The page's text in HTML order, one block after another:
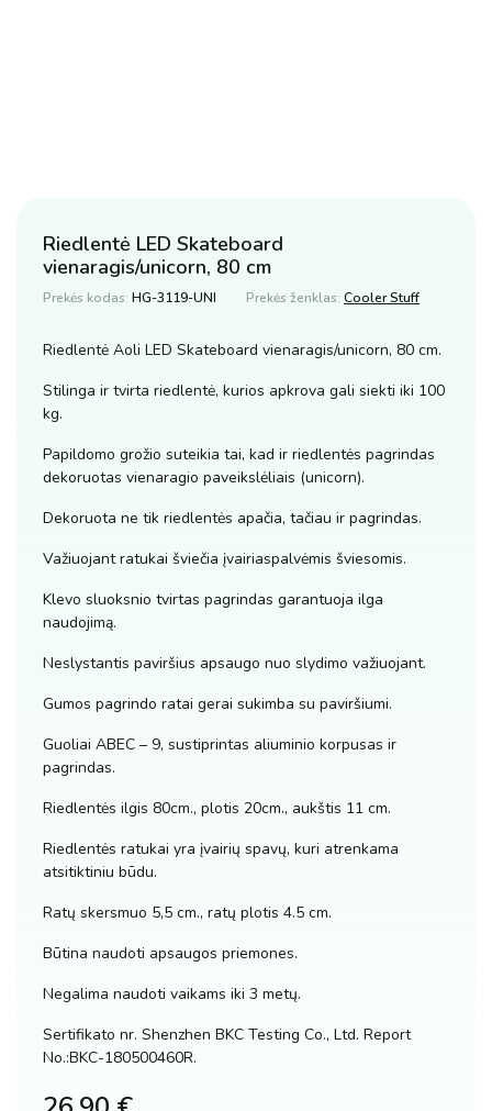
Riedlentė LED Skateboard
vienaragis/unicorn, 80 cm
Prekės kodas: HG-3119-UNI Prekės ženklas: Cooler Stuff
Riedlentė Aoli LED Skateboard vienaragis/unicorn, 80 cm.
Stilinga ir tvirta riedlentė, kurios apkrova gali siekti iki 100
kg.
Papildomo grožio suteikia tai, kad ir riedlentės pagrindas
dekoruotas vienaragio paveikslėliais (unicorn).
Dekoruota ne tik riedlentės apačia, tačiau ir pagrindas.
Važiuojant ratukai šviečia įvairiaspalvėmis šviesomis.
Klevo sluoksnio tvirtas pagrindas garantuoja ilga
naudojimą.
Neslystantis paviršius apsaugo nuo slydimo važiuojant.
Gumos pagrindo ratai gerai sukimba su paviršiumi.
Guoliai ABEC – 9, sustiprintas aliuminio korpusas ir
pagrindas.
Riedlentės ilgis 80cm., plotis 20cm., aukštis 11 cm.
Riedlentės ratukai yra įvairių spavų, kuri atrenkama
atsitiktiniu būdu.
Ratų skersmuo 5,5 cm., ratų plotis 4.5 cm.
Būtina naudoti apsaugos priemones.
Negalima naudoti vaikams iki 3 metų.
Sertifikato nr. Shenzhen BKC Testing Co., Ltd. Report
No.:BKC-180500460R.